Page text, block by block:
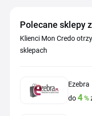
Polecane sklepy
Klienci Mon Credo
sklepach
Ezebra
do4%